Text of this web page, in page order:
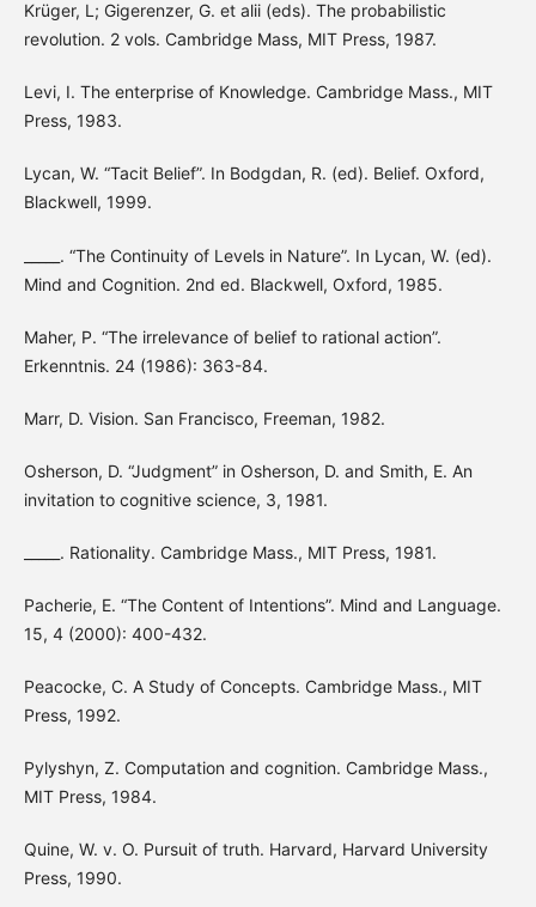
Krüger, L; Gigerenzer, G. et alii (eds). The probabilistic
revolution. 2 vols. Cambridge Mass, MIT Press, 1987.
Levi, I. The enterprise of Knowledge. Cambridge Mass., MIT
Press, 1983.
Lycan, W. “Tacit Belief”. In Bodgdan, R. (ed). Belief. Oxford,
Blackwell, 1999.
_____. “The Continuity of Levels in Nature”. In Lycan, W. (ed).
Mind and Cognition. 2nd ed. Blackwell, Oxford, 1985.
Maher, P. “The irrelevance of belief to rational action”.
Erkenntnis. 24 (1986): 363-84.
Marr, D. Vision. San Francisco, Freeman, 1982.
Osherson, D. “Judgment” in Osherson, D. and Smith, E. An
invitation to cognitive science, 3, 1981.
_____. Rationality. Cambridge Mass., MIT Press, 1981.
Pacherie, E. “The Content of Intentions”. Mind and Language.
15, 4 (2000): 400-432.
Peacocke, C. A Study of Concepts. Cambridge Mass., MIT
Press, 1992.
Pylyshyn, Z. Computation and cognition. Cambridge Mass.,
MIT Press, 1984.
Quine, W. v. O. Pursuit of truth. Harvard, Harvard University
Press, 1990.